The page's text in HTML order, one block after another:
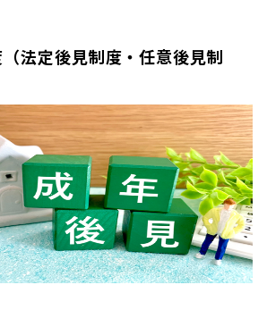
法定後見制度・任意後見制